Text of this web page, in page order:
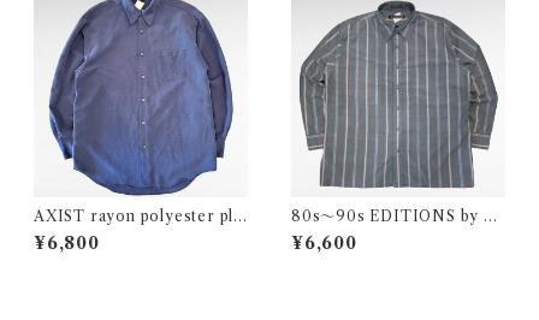
AXIST rayon polyester plai
n shirt
¥6,800
80s〜90s EDITIONS by V
AN HEUSEN stripe design
shirt
¥6,600